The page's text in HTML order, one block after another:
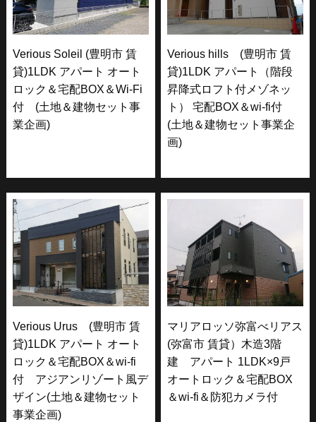
Verious Soleil (豊明市 賃
貸)1LDK アパート オート
ロック＆宅配BOX＆Wi-Fi
付 (土地＆建物セット事
業企画)
Verious hills (豊明市 賃
貸)1LDK アパート（階段
昇降式ロフト付メゾネッ
ト） 宅配BOX＆wi-fi付
(土地＆建物セット事業企
画)
Verious Urus (豊明市 賃
貸)1LDK アパート オート
ロック＆宅配BOX＆wi-fi
付 アジアンリゾート風デ
ザイン(土地＆建物セット
事業企画)
マリアロッソ弥富べリアス
(弥富市 賃貸）木造3階
建 アパート 1LDK×9戸
オートロック＆宅配BOX
＆wi-fi＆防犯カメラ付